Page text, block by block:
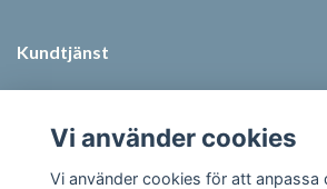
Kundtjänst
Sociala medier
Vi använder cookies
Vi använder cookies för att anpassa